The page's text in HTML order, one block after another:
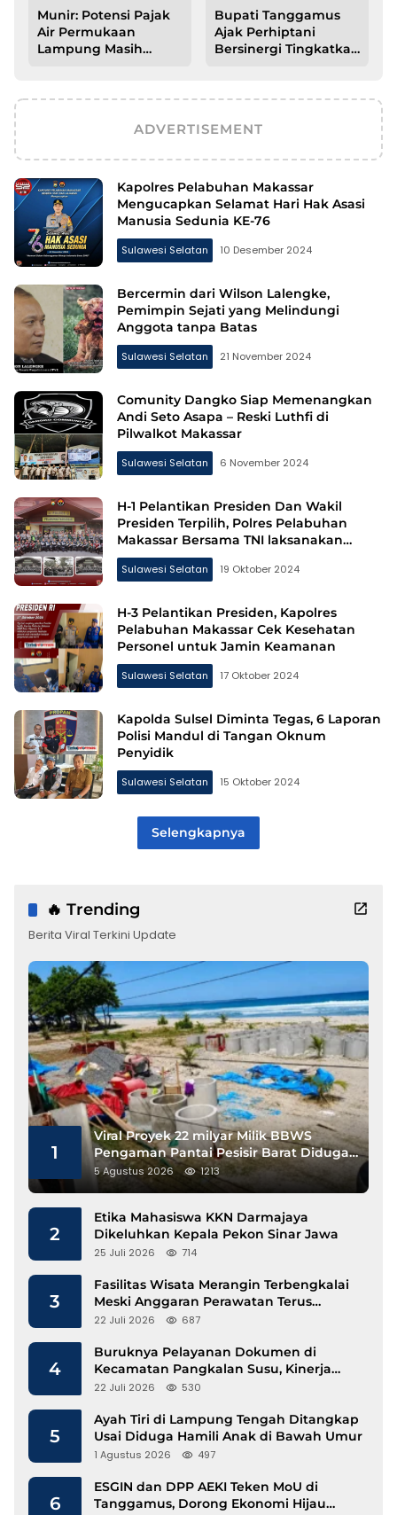
Munir: Potensi Pajak
Air Permukaan
Lampung Masih
Percepatan
Bupati Tanggamus
Ajak Perhiptani
Bersinergi Tingkatkan
ADVERTISEMENT
Kapolres Pelabuhan Makassar
Mengucapkan Selamat Hari Hak Asasi
Manusia Sedunia KE-76
Sulawesi Selatan 10 Desember 2024
Bercermin dari Wilson Lalengke,
Pemimpin Sejati yang Melindungi
Anggota tanpa Batas
Sulawesi Selatan 21 November 2024
Comunity Dangko Siap Memenangkan
Andi Seto Asapa – Reski Luthfi di
Pilwalkot Makassar
Sulawesi Selatan 6 November 2024
H-1 Pelantikan Presiden Dan Wakil
Presiden Terpilih, Polres Pelabuhan
Makassar Bersama TNI laksanakan
Patroli Skala Besar Untuk Menjamin
Keamanan
Sulawesi Selatan 19 Oktober 2024
H-3 Pelantikan Presiden, Kapolres
Pelabuhan Makassar Cek Kesehatan
Personel untuk Jamin Keamanan
Sulawesi Selatan 17 Oktober 2024
Kapolda Sulsel Diminta Tegas, 6 Laporan
Polisi Mandul di Tangan Oknum
Penyidik
Sulawesi Selatan 15 Oktober 2024
Selengkapnya
🔥 Trending
Berita Viral Terkini Update
1
Viral Proyek 22 milyar Milik BBWS
Pengaman Pantai Pesisir Barat Diduga
Gunakan Besi Banci
5 Agustus 2026 1213
2
Etika Mahasiswa KKN Darmajaya
Dikeluhkan Kepala Pekon Sinar Jawa
25 Juli 2026 714
3
Fasilitas Wisata Merangin Terbengkalai
Meski Anggaran Perawatan Terus
Mengalir
22 Juli 2026 687
4
Buruknya Pelayanan Dokumen di
Kecamatan Pangkalan Susu, Kinerja
Disdukcapil Langkat Disorot
22 Juli 2026 530
5
Ayah Tiri di Lampung Tengah Ditangkap
Usai Diduga Hamili Anak di Bawah Umur
1 Agustus 2026 497
6
ESGIN dan DPP AEKI Teken MoU di
Tanggamus, Dorong Ekonomi Hijau